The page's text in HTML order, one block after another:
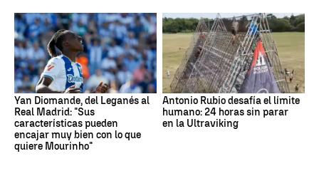
Yan Diomande, del Leganés al
Real Madrid: "Sus
características pueden
encajar muy bien con lo que
quiere Mourinho"
Antonio Rubio desafía el límite
humano: 24 horas sin parar
en la Ultraviking